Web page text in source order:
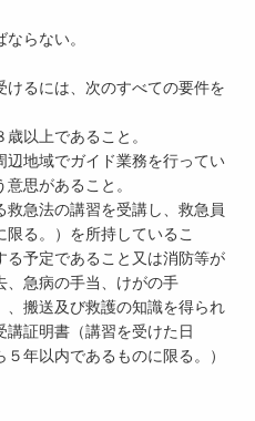
らない。
には、次のすべての要件を
上であること。
域でガイド業務を行ってい
思があること。
法の講習を受講し、救急員
る。）を所持しているこ
定であること又は消防等が
、急病の手当、けがの手
送及び救護の知識を得られ
証明書（講習を受けた日
以内であるものに限る。）